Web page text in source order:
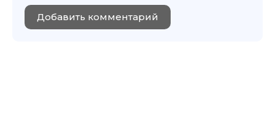
Добавить комментарий